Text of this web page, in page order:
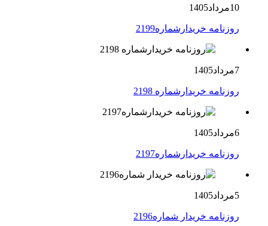
10مرداد1405
روزنامه خریدارشماره2199
7مرداد1405
روزنامه خریدارشماره 2198
6مرداد1405
روزنامه خریدارشماره2197
5مرداد1405
روزنامه خریدار شماره2196